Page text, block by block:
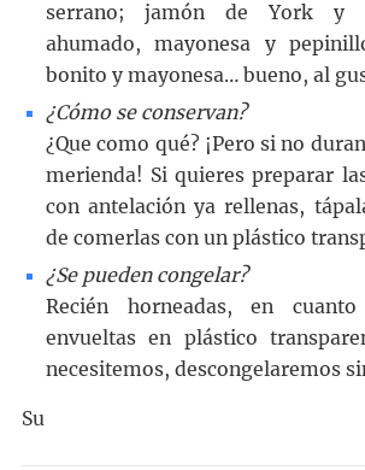
serrano; jamón de York y
ahumado, mayonesa y
bonito y mayonesa… bueno, al
¿Cómo se conservan?
¿Que como qué? ¡Pero si no
merienda! Si quieres preparar
con antelación ya rellenas,
de comerlas con un plástico
¿Se pueden congelar?
Recién horneadas, en
envueltas en plástico
necesitemos, descongelaremos
Su